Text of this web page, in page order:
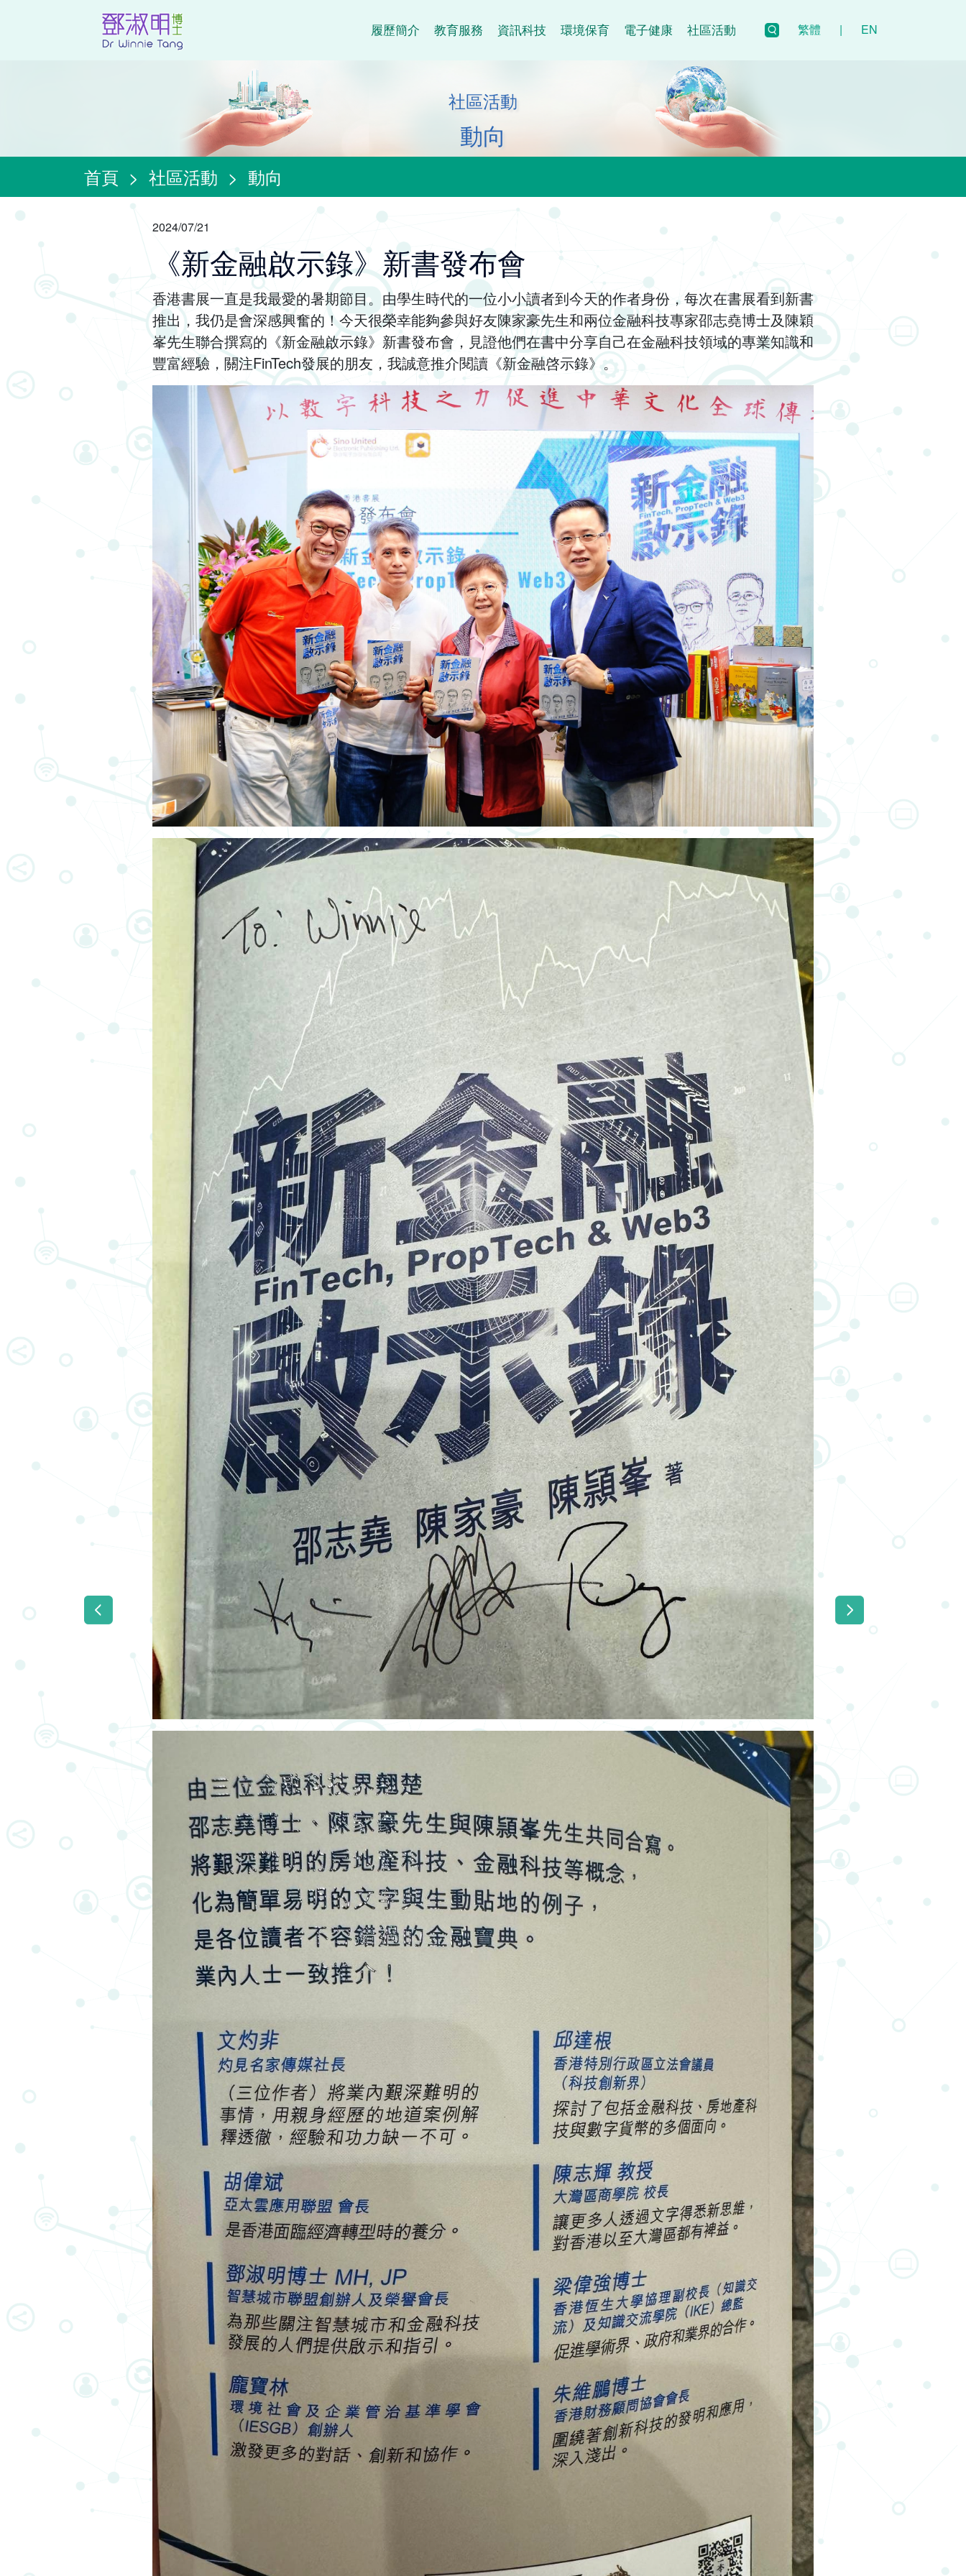
繁體 | EN
履歷簡介 教育服務 資訊科技 環境保育 電子健康 社區活動
社區活動
動向
首頁 > 社區活動 > 動向
2024/07/21
《新金融啟示錄》新書發布會
香港書展一直是我最愛的暑期節目。由學生時代的一位小小讀者到今天的作者身份，每次在書展看到新書
推出，我仍是會深感興奮的！今天很榮幸能夠參與好友陳家豪先生和兩位金融科技專家邵志堯博士及陳穎
峯先生聯合撰寫的《新金融啟示錄》新書發布會，見證他們在書中分享自己在金融科技領域的專業知識和
豐富經驗，關注FinTech發展的朋友，我誠意推介閱讀《新金融啓示錄》。